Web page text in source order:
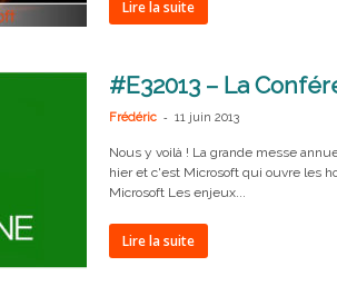
Lire la suite
#E32013 – La
Frédéric - 11 juin 2013
Nous y voilà ! La grande messe
hier et c'est Microsoft qui ouvre les
Microsoft Les enjeux...
Lire la suite